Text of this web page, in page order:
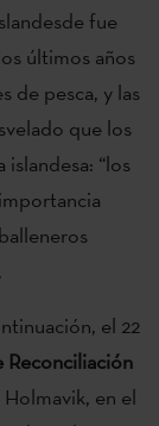
fue
últimos años
de pesca, y las
que los
islandesa: “los
el 22
en el